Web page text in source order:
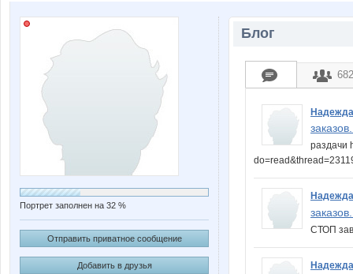
Портрет заполнен на 32 %
Отправить приватное сообщение
Добавить в друзья
Блог
682
раздачи
СТОП